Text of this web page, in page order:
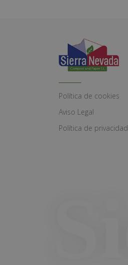
Política de cookies
Aviso Legal
Política de privacidad